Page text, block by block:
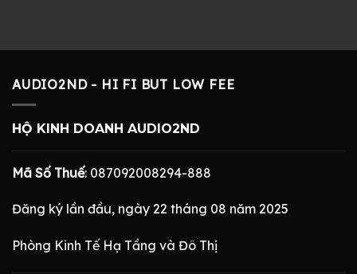
AUDIO2ND - HI FI BUT LOW FEE
HỘ KINH DOANH AUDIO2ND
Mã Số Thuế: 087092008294-888
Đăng ký lần đầu, ngày 22 tháng 08 năm 2025
Phòng Kinh Tế Hạ Tầng và Đô Thị